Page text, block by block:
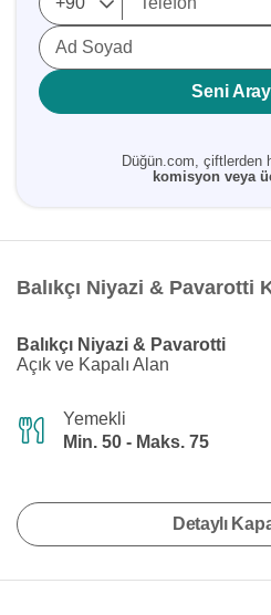
Ad Soyad
Seni
Düğün.com, çiftlerden
komisyon veya
Balıkçı Niyazi & Pavarotti
Balıkçı Niyazi & Pavarotti
Açık ve Kapalı Alan
Yemekli
Min. 50 - Maks. 75
Detaylı